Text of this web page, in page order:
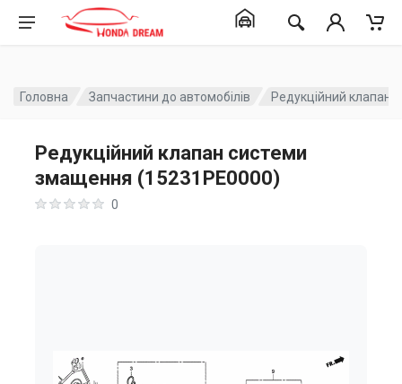
Головна Запчастини до автомобілів Редукційний клапан
Редукційний клапан системи
змащення (15231PE0000)
0